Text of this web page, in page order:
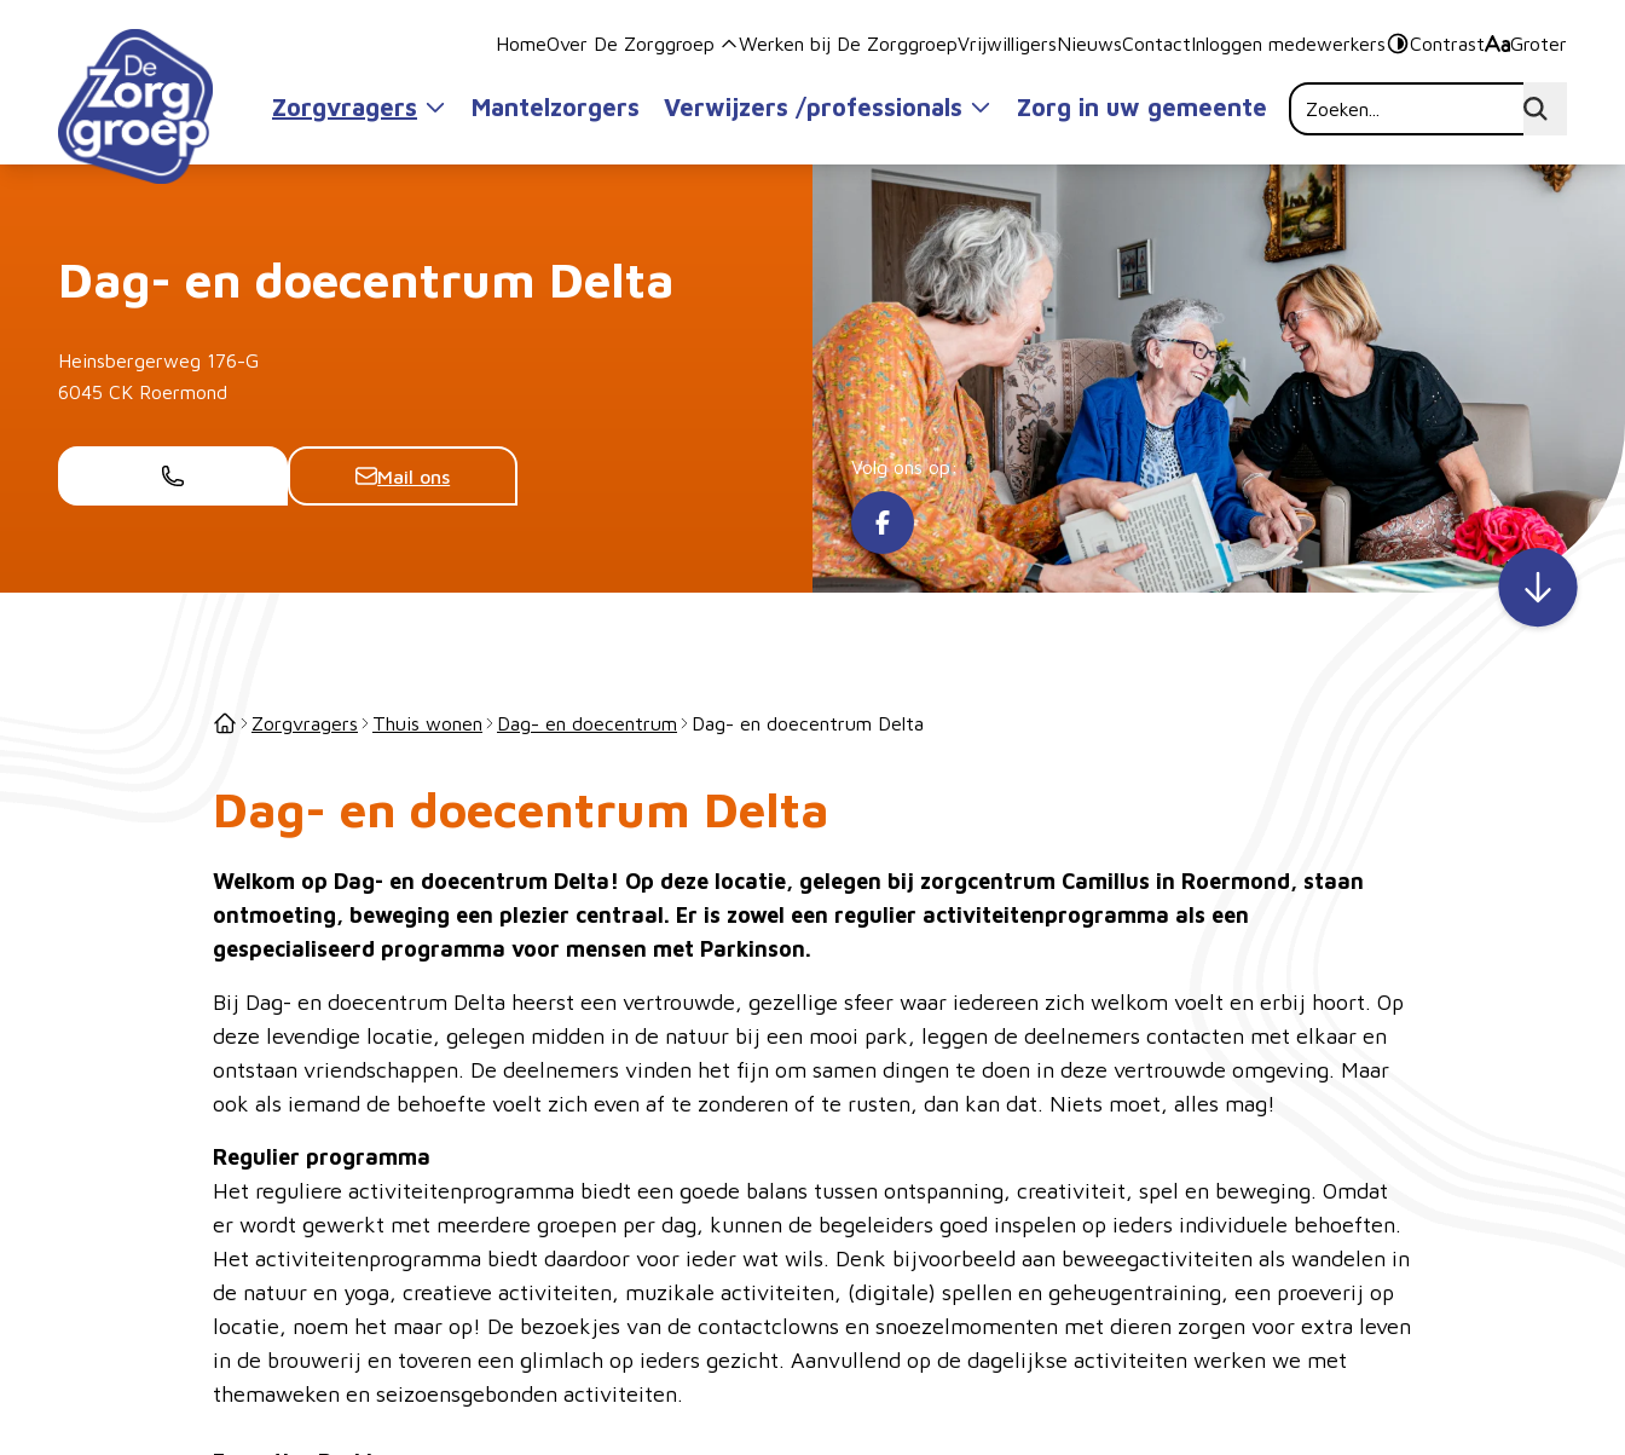
HomeOver De Zorggroep Werken bij De ZorggroepVrijwilligersNieuwsContactInloggen medewerkers Contrast Groter
Zorgvragers Mantelzorgers Verwijzers /professionals Zorg in uw gemeente
Volg ons op:
Dag- en doecentrum Delta
Heinsbergerweg 176-G
6045 CK Roermond
Mail ons
Zorgvragers Thuis wonen Dag- en doecentrum Dag- en doecentrum Delta
Dag- en doecentrum Delta
Welkom op Dag- en doecentrum Delta! Op deze locatie, gelegen bij zorgcentrum Camillus in Roermond, staan
ontmoeting, beweging een plezier centraal. Er is zowel een regulier activiteitenprogramma als een
gespecialiseerd programma voor mensen met Parkinson.
Bij Dag- en doecentrum Delta heerst een vertrouwde, gezellige sfeer waar iedereen zich welkom voelt en erbij hoort. Op
deze levendige locatie, gelegen midden in de natuur bij een mooi park, leggen de deelnemers contacten met elkaar en
ontstaan vriendschappen. De deelnemers vinden het fijn om samen dingen te doen in deze vertrouwde omgeving. Maar
ook als iemand de behoefte voelt zich even af te zonderen of te rusten, dan kan dat. Niets moet, alles mag!
Regulier programma
Het reguliere activiteitenprogramma biedt een goede balans tussen ontspanning, creativiteit, spel en beweging. Omdat
er wordt gewerkt met meerdere groepen per dag, kunnen de begeleiders goed inspelen op ieders individuele behoeften.
Het activiteitenprogramma biedt daardoor voor ieder wat wils. Denk bijvoorbeeld aan beweegactiviteiten als wandelen in
de natuur en yoga, creatieve activiteiten, muzikale activiteiten, (digitale) spellen en geheugentraining, een proeverij op
locatie, noem het maar op! De bezoekjes van de contactclowns en snoezelmomenten met dieren zorgen voor extra leven
in de brouwerij en toveren een glimlach op ieders gezicht. Aanvullend op de dagelijkse activiteiten werken we met
themaweken en seizoensgebonden activiteiten.